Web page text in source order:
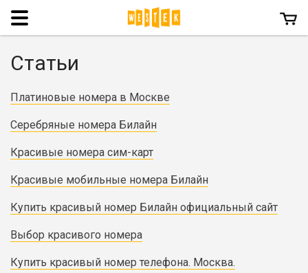
Статьи
Платиновые номера в Москве
Серебряные номера Билайн
Красивые номера сим-карт
Красивые мобильные номера Билайн
Купить красивый номер Билайн официальный сайт
Выбор красивого номера
Купить красивый номер телефона. Москва.